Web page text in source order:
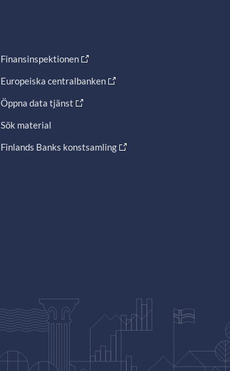
Finansinspektionen
Europeiska centralbanken
Öppna data tjänst
Sök material
Finlands Banks konstsamling